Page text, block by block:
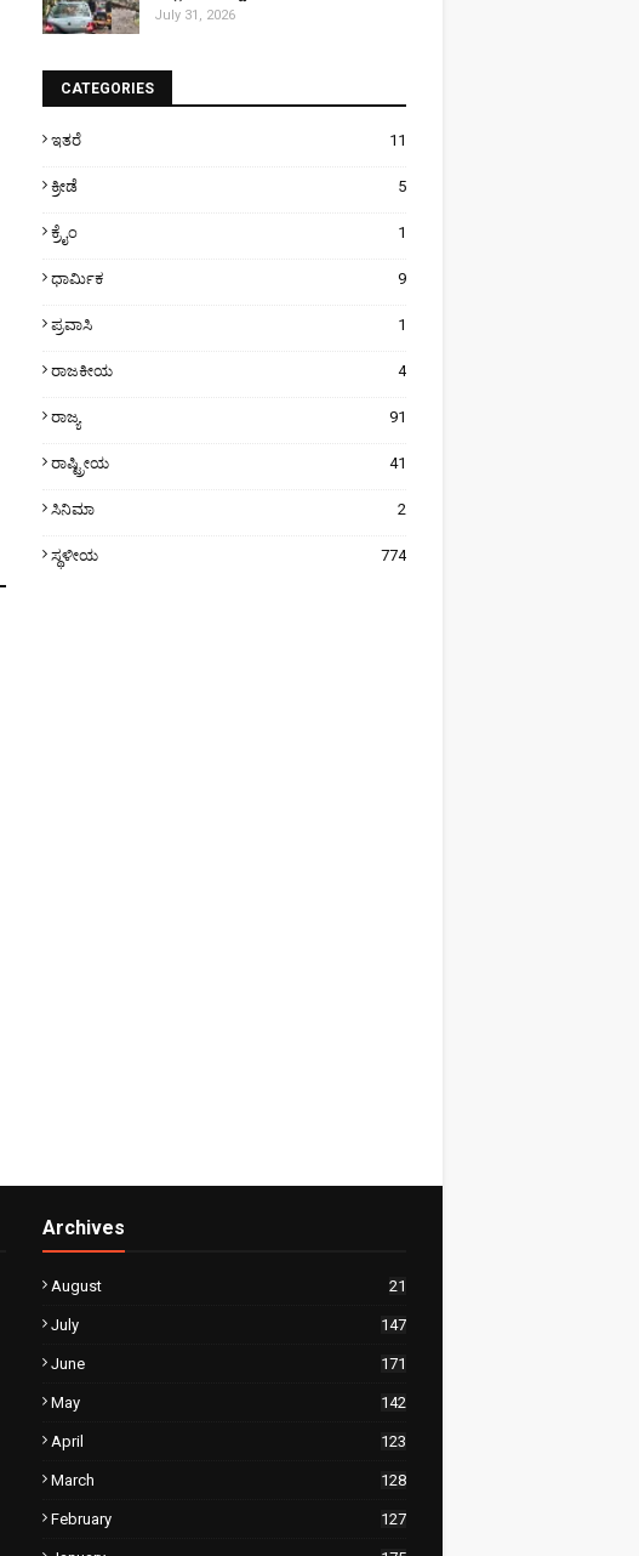
July 31, 2026
CATEGORIES
ಇತರೆ 11
ಕ್ರೀಡೆ 5
ಕ್ರೈಂ 1
ಧಾರ್ಮಿಕ 9
ಪ್ರವಾಸಿ 1
ರಾಜಕೀಯ 4
ರಾಜ್ಯ 91
ರಾಷ್ಟ್ರೀಯ 41
ಸಿನಿಮಾ 2
ಸ್ಥಳೀಯ 774
Archives
August 21
July 147
June 171
May 142
April 123
March 128
February 127